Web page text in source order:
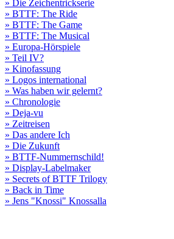
» Die Zeichentrickserie
» BTTF: The Ride
» BTTF: The Game
» BTTF: The Musical
» Europa-Hörspiele
» Teil IV?
» Kinofassung
» Logos international
» Was haben wir gelernt?
» Chronologie
» Deja-vu
» Zeitreisen
» Das andere Ich
» Die Zukunft
» BTTF-Nummernschild!
» Display-Labelmaker
» Secrets of BTTF Trilogy
» Back in Time
» Jens "Knossi" Knossalla